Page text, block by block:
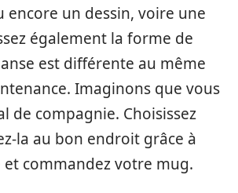
encore un dessin, voire une
également la forme de
est différente au même
Imaginons que vous
de compagnie. Choisissez
la au bon endroit grâce à
et commandez votre mug.